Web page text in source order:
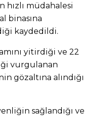
müdahalesi
binasına
kaydedildi.
yitirdiği ve 22
vurgulanan
gözaltına alındığı
sağlandığı ve